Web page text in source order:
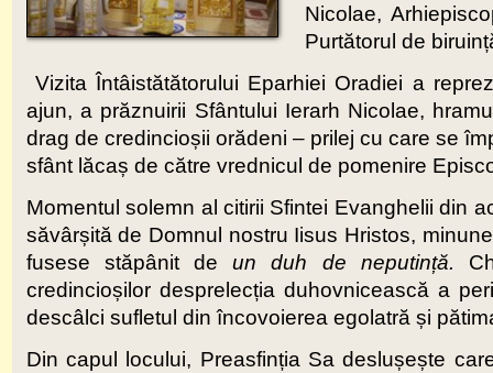
Nicolae,
Purtătorul de
Vizita Întâistătătorului Eparhiei Oradiei a
ajun, a prăznuirii Sfântului Ierarh Nicolae,
drag de credincioșii orădeni – prilej cu care se
sfânt lăcaș de către vrednicul de pomenire
Momentul solemn al citirii Sfintei Evanghelii din
săvârșită de Domnul nostru Iisus Hristos,
fusese stăpânit deun duh de neputință.
credincioșilor desprelecția duhovnicească a
descâlci sufletul din încovoierea egolatră și
Din capul locului, Preasfinția Sa deslușește